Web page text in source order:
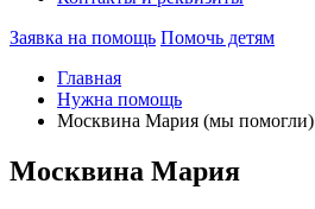
Заявка на помощь Помочь детям
Главная
Нужна помощь
Москвина Мария (мы помогли)
Москвина Мария